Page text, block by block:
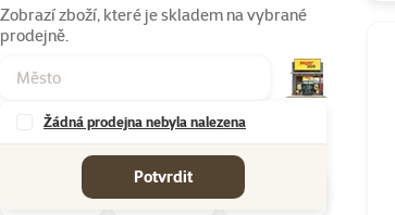
Zobrazí zboží, které je skladem na vybrané
prodejně.
Žádná prodejna nebyla nalezena
Potvrdit